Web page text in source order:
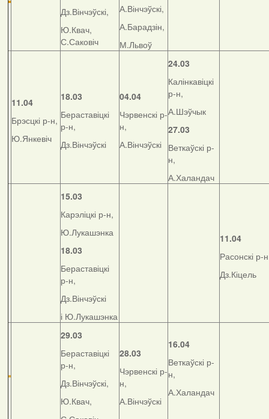
Дз.Вінчэўскі,
Ю.Квач,
С.Саковіч
А.Вінчэўскі,
А.Барадзін,
М.Львоў
11.04
Брэсцкі р-н,
Ю.Янкевіч
18.03
Бераставіцкі
р-н,
Дз.Вінчэўскі
04.04
Чэрвенскі р-
н,
А.Вінчэўскі
24.03
Калінкавіцкі
р-н,
А.Шэўчык
27.03
Веткаўскі р-
н,
А.Халандач
15.03
Карэліцкі р-н,
Ю.Лукашэнка
18.03
Бераставіцкі
р-н,
Дз.Вінчэўскі
і Ю.Лукашэнка
11.04
Расонскі р-
Дз.Кіцель
29.03
Бераставіцкі
р-н,
Дз.Вінчэўскі,
Ю.Квач,
28.03
Чэрвенскі р-
н,
А.Вінчэўскі
16.04
Веткаўскі р-
н,
А.Халандач